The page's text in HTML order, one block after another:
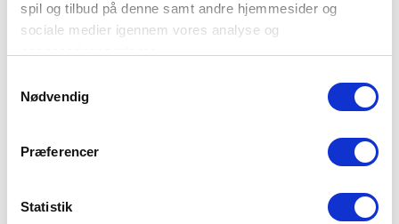
spil og tilbud på denne samt andre hjemmesider og
sociale medier igennem vores analyse og
Du kan læse mere om vores brug af cookies under
"Detaljer" eller ved at klikke videre til vores Cookiepolitik,
Nødvendig
Præferencer
Statistik